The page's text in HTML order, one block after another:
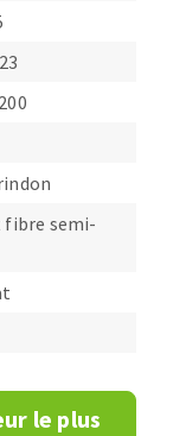
fibre semi-
le plus